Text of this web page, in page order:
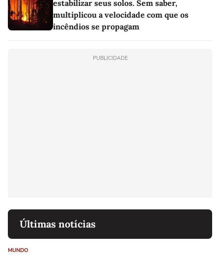
estabilizar seus solos. Sem saber,
multiplicou a velocidade com que os
incêndios se propagam
PUBLICIDADE
Últimas notícias
MUNDO